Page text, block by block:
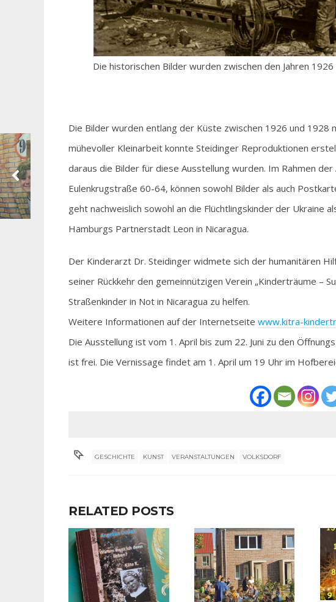
Die historischen Bilder wurden zwischen den Jahren
Die Bilder wurden entlang der Küste zwischen 1926 und 1928
mühevoller Kleinarbeit konnte Steidinger Reproduktionen
daraus die Bilder für diese Ausstellung wurden. Im Rahmen
Eulenkrugstraße 60-64, können sowohl Bilder als auch
geht nachweislich sowohl an die Flüchtlingskinder der Ukraine
Hamburgs Partnerstadt Leon in Nicaragua.
Der Kinderarzt Dr. Steidinger widmete sich der humanitären
seiner Rückkehr den gemeinnützigen Verein „Kinderträume –
Straßenkinder in Not in Nicaragua zu helfen.
Weitere Informationen auf der Internetseite www.kitra-
Die Ausstellung ist vom 1. April bis zum 22. Juni zu den
ist frei. Die Vernissage findet am 1. April um 19 Uhr im
GESCHICHTE KUNST VERANSTALTUNGEN VOLKSDORF
RELATED POSTS